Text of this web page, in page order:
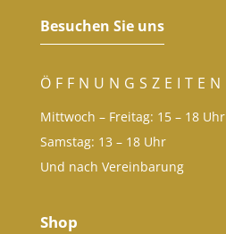
Besuchen Sie uns
ÖFFNUNGSZEITEN
Mittwoch – Freitag: 15 – 18 Uhr
Samstag: 13 – 18 Uhr
Und nach Vereinbarung
Shop